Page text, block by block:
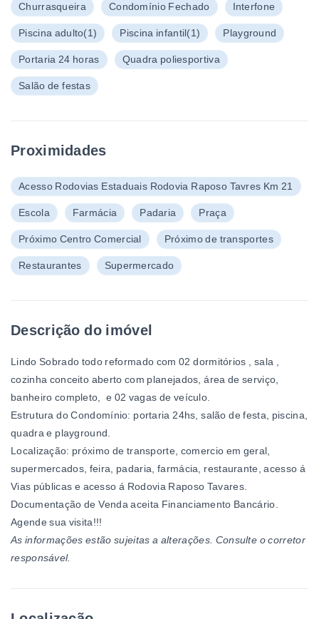
Churrasqueira Condomínio Fechado Interfone
Piscina adulto(1) Piscina infantil(1) Playground
Portaria 24 horas Quadra poliesportiva
Salão de festas
Proximidades
Acesso Rodovias Estaduais Rodovia Raposo Tavres Km 21
Escola Farmácia Padaria Praça
Próximo Centro Comercial Próximo de transportes
Restaurantes Supermercado
Descrição do imóvel
Lindo Sobrado todo reformado com 02 dormitórios , sala ,
cozinha conceito aberto com planejados, área de serviço,
banheiro completo, e 02 vagas de veículo.
Estrutura do Condomínio: portaria 24hs, salão de festa, piscina,
quadra e playground.
Localização: próximo de transporte, comercio em geral,
supermercados, feira, padaria, farmácia, restaurante, acesso á
Vias públicas e acesso á Rodovia Raposo Tavares.
Documentação de Venda aceita Financiamento Bancário.
Agende sua visita!!!
As informações estão sujeitas a alterações. Consulte o corretor
responsável.